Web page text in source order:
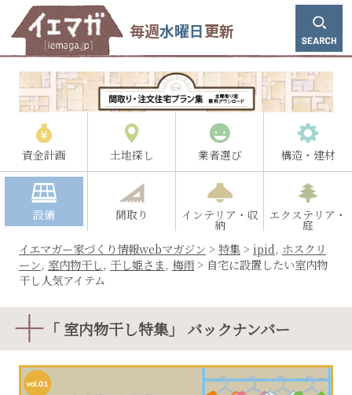
毎週水曜日更新
資金計画 土地探し 業者選び 構造・建材
設備 間取り インテリア・収
納
エクステリア・
庭
イエマガー家づくり情報webマガジン > 特集> ipid , ホスクリ
ーン, 室内物干し, 干し姫さま , 梅雨> 自宅に設置したい室内物
干し人気アイテム
「 室内物干し特集」 バックナンバー